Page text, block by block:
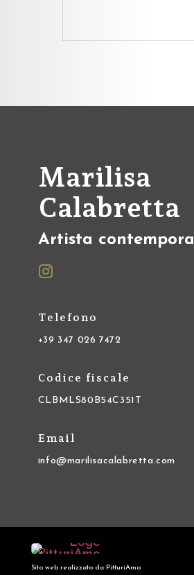
Marilisa
Calabretta
Artista
Telefono
+39 347 026 7472
Codice fiscale
CLBMLS80B54C351T
Email
info@marilisacalabretta.com
Sito web realizzato da PitturiAmo